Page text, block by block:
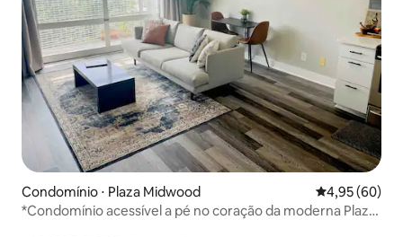
Condomínio ⋅ Plaza Midwood 4,95 de uma
4,95 (60)
*Condomínio acessível a pé no coração da moderna Plaza-